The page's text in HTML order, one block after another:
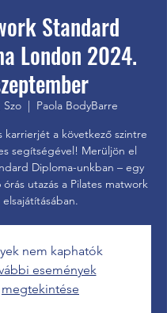
Standard
London 2024.
Szo
  |
Paola BodyBarre
karrierjét a következő szintre
segítségével! Merüljön el
Diploma-unkban – egy
utazás a Pilates matwork
elsajátításában.
nem kaphatók
események
megtekintése